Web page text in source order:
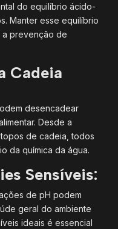
do equilíbrio ácido-
Manter esse equilíbrio
a prevenção de
Cadeia
desencadear
Desde a
de cadeia, todos
da química da água.
Sensíveis:
de pH podem
geral do ambiente
ideais é essencial